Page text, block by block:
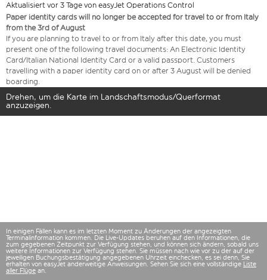
Aktualisiert vor 3 Tage von easyJet Operations Control
Paper identity cards will no longer be accepted for travel to or from Italy
from the 3rd of August
If you are planning to travel to or from Italy after this date, you must
present one of the following travel documents: An Electronic Identity
Card/Italian National Identity Card or a valid passport. Customers
travelling with a paper identity card on or after 3 August will be denied
boarding.
Drehen, um die Karte im Landschaftsmodus/Querformat
anzuzeigen.
In einigen Fällen kann es im letzten Moment zu Änderungen der angezeigten
Terminalinformation kommen. Die Live-Updates beruhen auf den Informationen, die
zum gegebenen Zeitpunkt zur Verfügung stehen, und können sich ändern, sobald uns
weitere Informationen zur Verfügung stehen. Sie müssen nach wie vor zu der auf der
jeweiligen Buchungsbestätigung angegebenen Uhrzeit einchecken, es sei denn, Sie
erhalten von easyJet anderweitige Anweisungen. Sehen Sie sich eine vollständige Liste
aller Flüge an.